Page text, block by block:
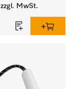
zzgl. MwSt.